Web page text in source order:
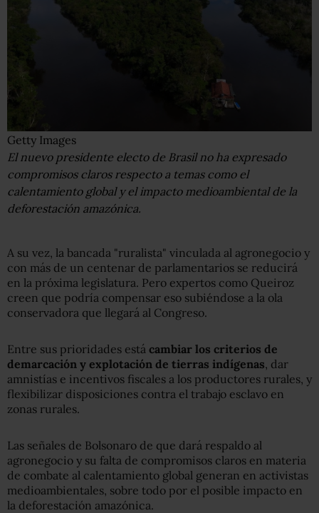
Getty Images
El nuevo presidente electo de Brasil no ha expresado
compromisos claros respecto a temas como el
calentamiento global y el impacto medioambiental de la
deforestación amazónica.
A su vez, la bancada "ruralista" vinculada al agronegocio y
con más de un centenar de parlamentarios se reducirá
en la próxima legislatura. Pero expertos como Queiroz
creen que podría compensar eso subiéndose a la ola
conservadora que llegará al Congreso.
Entre sus prioridades está cambiar los criterios de
demarcación y explotación de tierras indígenas , dar
amnistías e incentivos fiscales a los productores rurales, y
flexibilizar disposiciones contra el trabajo esclavo en
zonas rurales.
Las señales de Bolsonaro de que dará respaldo al
agronegocio y su falta de compromisos claros en materia
de combate al calentamiento global generan en activistas
medioambientales, sobre todo por el posible impacto en
la deforestación amazónica.